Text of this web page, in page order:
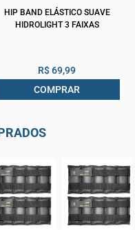
HIP BAND ELÁSTICO SUAVE
HIDROLIGHT 3 FAIXAS
R$ 69,99
COMPRAR